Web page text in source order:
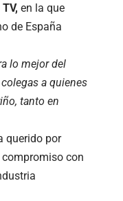
en la que
de España
lo mejor del
a quienes
tanto en
querido por
con